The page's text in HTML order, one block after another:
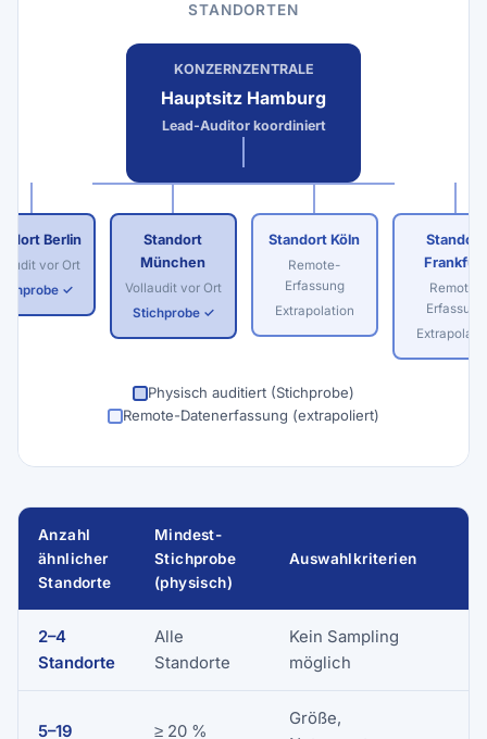
STANDORTEN
KONZERNZENTRALE
Hauptsitz Hamburg
Lead-Auditor koordiniert
Berlin
vor Ort
✓
Standort
München
Vollaudit vor Ort
Stichprobe ✓
Standort Köln
Remote-
Erfassung
Extrapolation
Standort
Frankfurt
Remote-
Erfassung
Physisch auditiert (Stichprobe)
Remote-Datenerfassung (extrapoliert)
Anzahl
ähnlicher
Standorte
Mindest-
Stichprobe
(physisch)
Auswahlkriterien
2–4
Standorte
Alle
Standorte
Kein Sampling
möglich
5–19 ≥ 20 %
Größe,